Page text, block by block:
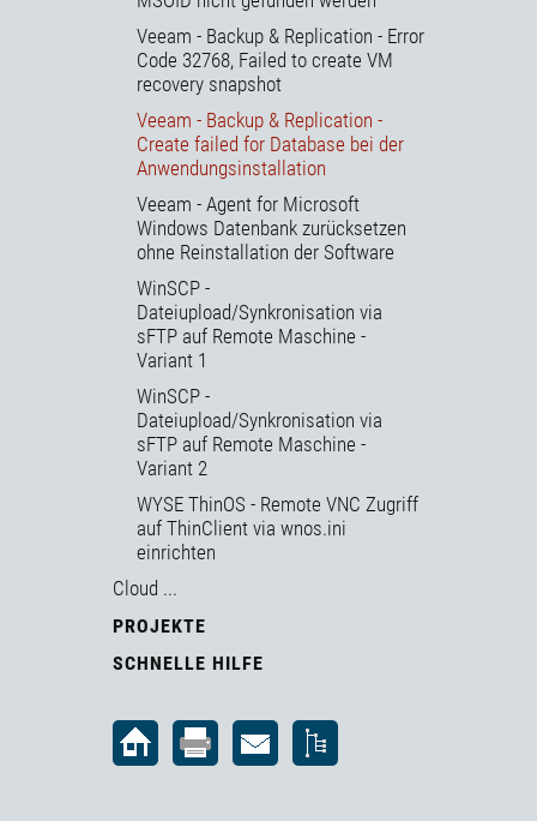
Veeam - Backup & Replication - Error
Code 32768, Failed to create VM
recovery snapshot
Veeam - Backup & Replication -
Create failed for Database bei der
Anwendungsinstallation
Veeam - Agent for Microsoft
Windows Datenbank zurücksetzen
ohne Reinstallation der Software
WinSCP -
Dateiupload/Synkronisation via
sFTP auf Remote Maschine -
Variant 1
WinSCP -
Dateiupload/Synkronisation via
sFTP auf Remote Maschine -
Variant 2
WYSE ThinOS - Remote VNC Zugriff
auf ThinClient via wnos.ini
einrichten
Cloud ...
PROJEKTE
SCHNELLE HILFE